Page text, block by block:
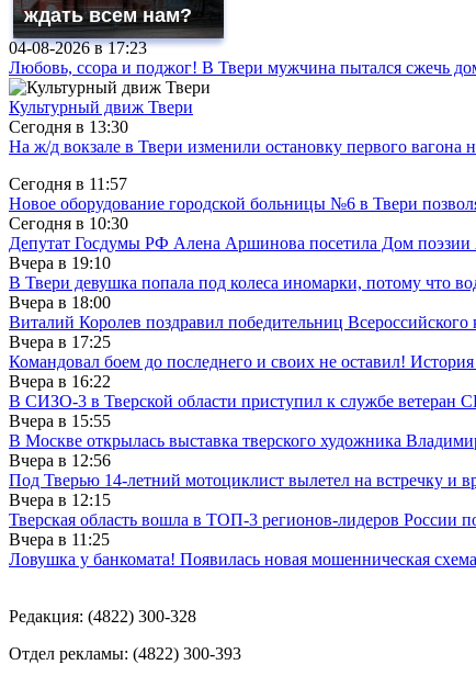
ждать всем нам?
04-08-2026 в17:23
Любовь, ссора и поджог! В Твери мужчина пытался сжечь
Культурный движ Твери
Сегодня в 13:30
На ж/д вокзале в Твери изменили остановку первого вагона
Сегодня в 11:57
Новое оборудование городской больницы №6 в Твери
Сегодня в 10:30
Депутат Госдумы РФ Алена Аршинова посетила Дом поэзии
Вчера в 19:10
В Твери девушка попала под колеса иномарки, потому что
Вчера в 18:00
Виталий Королев поздравил победительниц
Вчера в 17:25
Командовал боем до последнего и своих не оставил!
Вчера в 16:22
В СИЗО-3 в Тверской области приступил к службе ветеран
Вчера в 15:55
В Москве открылась выставка тверского художника
Вчера в 12:56
Под Тверью 14-летний мотоциклист вылетел на встречку и
Вчера в 12:15
Тверская область вошла в ТОП-3 регионов-лидеров России
Вчера в 11:25
Ловушка у банкомата! Появилась новая мошенническая
Редакция: (4822) 300-328
Отдел рекламы: (4822) 300-393